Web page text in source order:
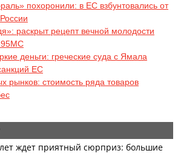
похоронили: в ЕС взбунтовались от
раскрыт рецепт вечной молодости
95МС
деньги: греческие суда с Ямала
ЕС
рынков: стоимость ряда товаров